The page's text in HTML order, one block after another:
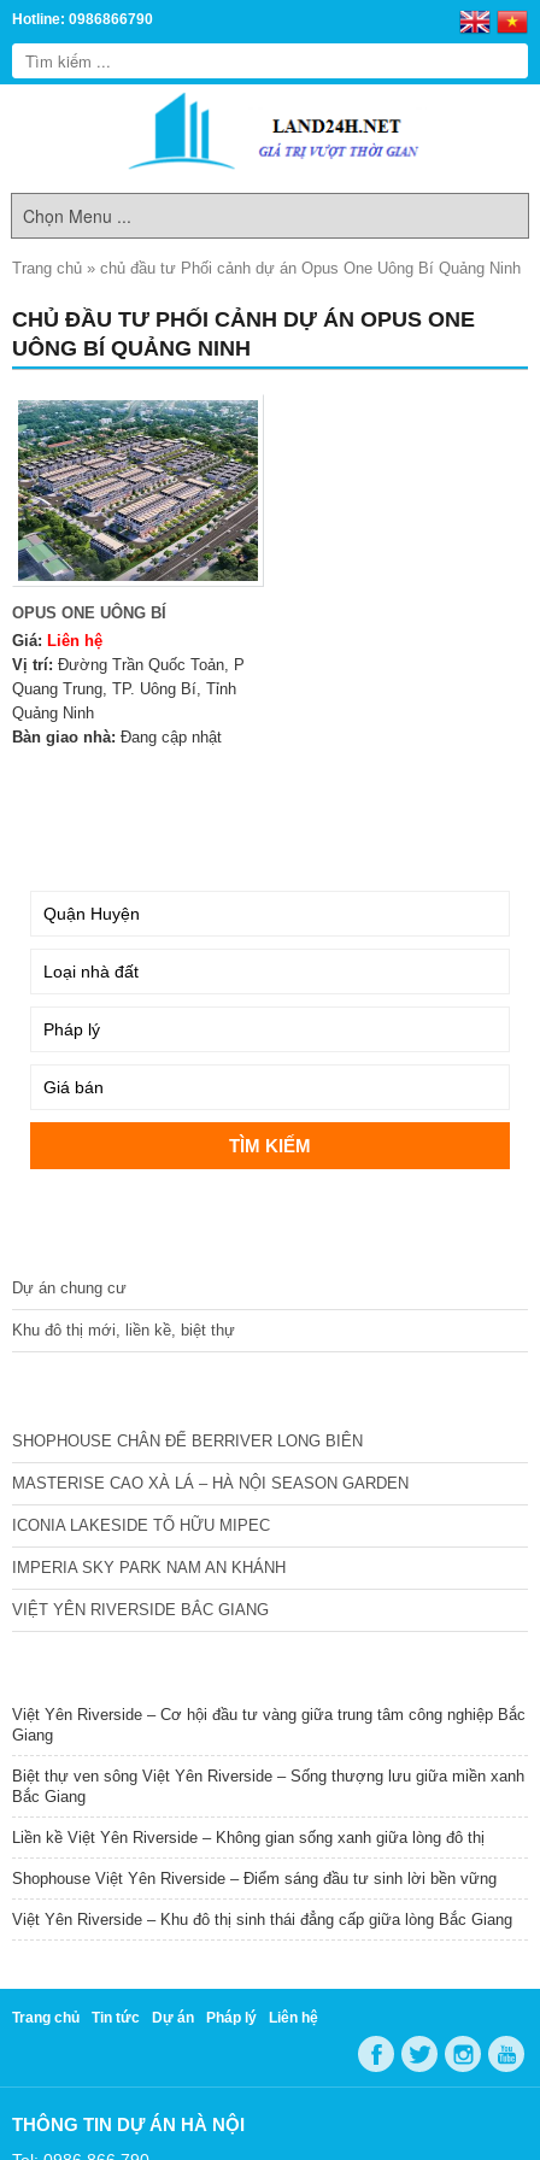
Hotline: 0986866790
Trang chủ » chủ đầu tư Phối cảnh dự án Opus One Uông Bí Quảng Ninh
CHỦ ĐẦU TƯ PHỐI CẢNH DỰ ÁN OPUS ONE
UÔNG BÍ QUẢNG NINH
OPUS ONE UÔNG BÍ
Giá: Liên hệ
Vị trí: Đường Trần Quốc Toản, P
Quang Trung, TP. Uông Bí, Tỉnh
Quảng Ninh
Bàn giao nhà: Đang cập nhật
Dự án chung cư
Khu đô thị mới, liền kề, biệt thự
SHOPHOUSE CHÂN ĐẾ BERRIVER LONG BIÊN
MASTERISE CAO XÀ LÁ – HÀ NỘI SEASON GARDEN
ICONIA LAKESIDE TỐ HỮU MIPEC
IMPERIA SKY PARK NAM AN KHÁNH
VIỆT YÊN RIVERSIDE BẮC GIANG
Việt Yên Riverside – Cơ hội đầu tư vàng giữa trung tâm công nghiệp Bắc
Giang
Biệt thự ven sông Việt Yên Riverside – Sống thượng lưu giữa miền xanh
Bắc Giang
Liền kề Việt Yên Riverside – Không gian sống xanh giữa lòng đô thị
Shophouse Việt Yên Riverside – Điểm sáng đầu tư sinh lời bền vững
Việt Yên Riverside – Khu đô thị sinh thái đẳng cấp giữa lòng Bắc Giang
Trang chủ Tin tức Dự án Pháp lý Liên hệ
THÔNG TIN DỰ ÁN HÀ NỘI